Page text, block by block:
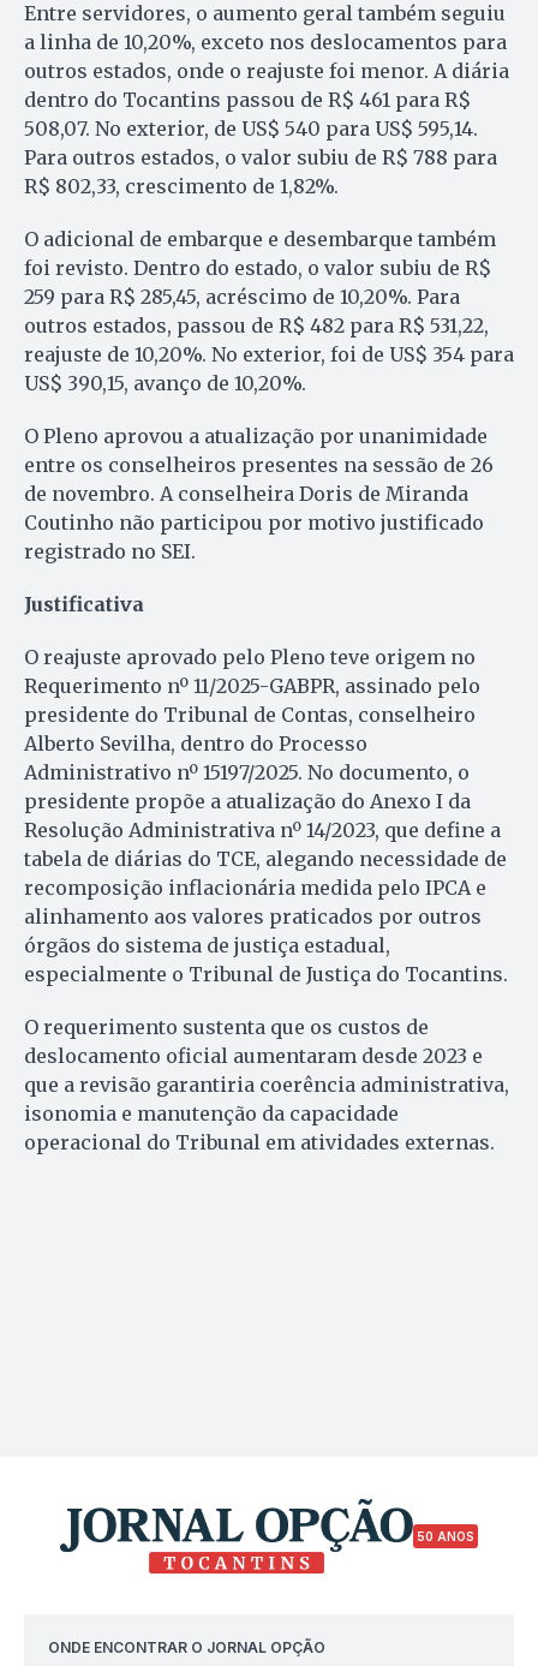
Entre servidores, o aumento geral também seguiu
a linha de 10,20%, exceto nos deslocamentos para
outros estados, onde o reajuste foi menor. A diária
dentro do Tocantins passou de R$ 461 para R$
508,07. No exterior, de US$ 540 para US$ 595,14.
Para outros estados, o valor subiu de R$ 788 para
R$ 802,33, crescimento de 1,82%.
O adicional de embarque e desembarque também
foi revisto. Dentro do estado, o valor subiu de R$
259 para R$ 285,45, acréscimo de 10,20%. Para
outros estados, passou de R$ 482 para R$ 531,22,
reajuste de 10,20%. No exterior, foi de US$ 354 para
US$ 390,15, avanço de 10,20%.
O Pleno aprovou a atualização por unanimidade
entre os conselheiros presentes na sessão de 26
de novembro. A conselheira Doris de Miranda
Coutinho não participou por motivo justificado
registrado no SEI.
Justificativa
O reajuste aprovado pelo Pleno teve origem no
Requerimento nº 11/2025-GABPR, assinado pelo
presidente do Tribunal de Contas, conselheiro
Alberto Sevilha, dentro do Processo
Administrativo nº 15197/2025. No documento, o
presidente propõe a atualização do Anexo I da
Resolução Administrativa nº 14/2023, que define a
tabela de diárias do TCE, alegando necessidade de
recomposição inflacionária medida pelo IPCA e
alinhamento aos valores praticados por outros
órgãos do sistema de justiça estadual,
especialmente o Tribunal de Justiça do Tocantins.
O requerimento sustenta que os custos de
deslocamento oficial aumentaram desde 2023 e
que a revisão garantiria coerência administrativa,
isonomia e manutenção da capacidade
operacional do Tribunal em atividades externas.
50 ANOS
ONDE ENCONTRAR O JORNAL OPÇÃO